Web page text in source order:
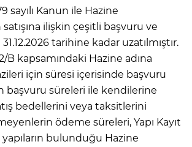
sayılı Kanun ile Hazine
satışına ilişkin çeşitli başvuru ve
tarihine kadar uzatılmıştır.
B kapsamındaki Hazine adına
için süresi içerisinde başvuru
başvuru süreleri ile kendilerine
bedellerini veya taksitlerini
ödeme süreleri, Yapı Kayıt
yapıların bulunduğu Hazine